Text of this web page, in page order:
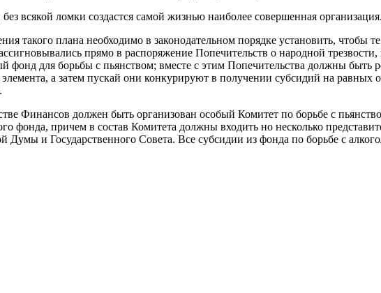
всякой ломки создастся самой жизнью наиболее совершенная организация.
такого плана необходимо в законодательном порядке установить, чтобы
прямо в распоряжение Попечительств о народной
фонд для борьбы с пьянством; вместе с этим Попечительства должны быть
а затем пускай они конкурируют в получении субсидий на равных
Финансов должен быть организован особый Комитет по борьбе с
фонда, причем в состав Комитета должны входить но несколько
Думы и Государственного Совета. Все субсидии из фонда по борьбе с